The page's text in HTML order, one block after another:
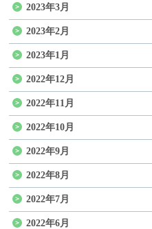
2023年3月
2023年2月
2023年1月
2022年12月
2022年11月
2022年10月
2022年9月
2022年8月
2022年7月
2022年6月